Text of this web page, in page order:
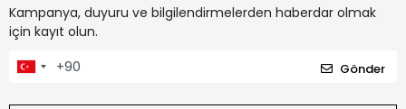
Kampanya, duyuru ve bilgilendirmelerden haberdar olmak
için kayıt olun.
Gönder